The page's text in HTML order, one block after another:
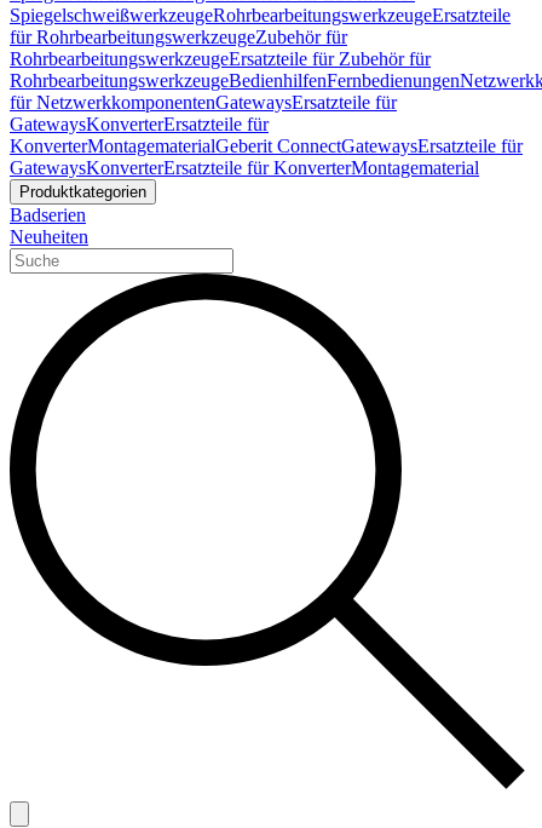
SpiegelschweißwerkzeugeRohrbearbeitungswerkzeugeErsatzteile
für RohrbearbeitungswerkzeugeZubehör für
RohrbearbeitungswerkzeugeErsatzteile für Zubehör für
RohrbearbeitungswerkzeugeBedienhilfenFernbedienungen
für NetzwerkkomponentenGatewaysErsatzteile für
GatewaysKonverterErsatzteile für
KonverterMontagematerialGeberit ConnectGatewaysErsatzteile für
GatewaysKonverterErsatzteile für KonverterMontagematerial
Produktkategorien
Badserien
Neuheiten